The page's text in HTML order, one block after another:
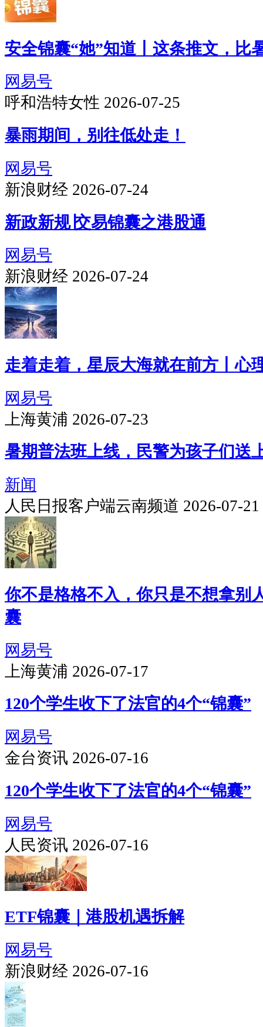
安全锦囊“她”知道丨这条推文，比
网易号
呼和浩特女性 2026-07-25
暴雨期间，别往低处走！
网易号
新浪财经 2026-07-24
新政新规∣交易锦囊之港股通
网易号
新浪财经 2026-07-24
走着走着，星辰大海就在前方丨心
网易号
上海黄浦 2026-07-23
暑期普法班上线，民警为孩子们送
新闻
人民日报客户端云南频道 2026-07-21
你不是格格不入，你只是不想拿别
囊
网易号
上海黄浦 2026-07-17
120个学生收下了法官的4个“锦囊”
网易号
金台资讯 2026-07-16
120个学生收下了法官的4个“锦囊”
网易号
人民资讯 2026-07-16
ETF锦囊｜港股机遇拆解
网易号
新浪财经 2026-07-16